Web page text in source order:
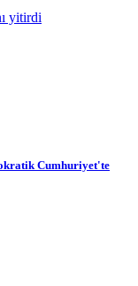
yitirdi
Cumhuriyet'te